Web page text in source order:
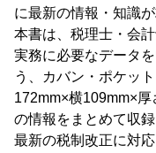
に最新の情報・知識
本書は、税理士・会
実務に必要なデータ
う、カバン・ポケッ
172mm×横109mm×
の情報をまとめて収録
最新の税制改正に対